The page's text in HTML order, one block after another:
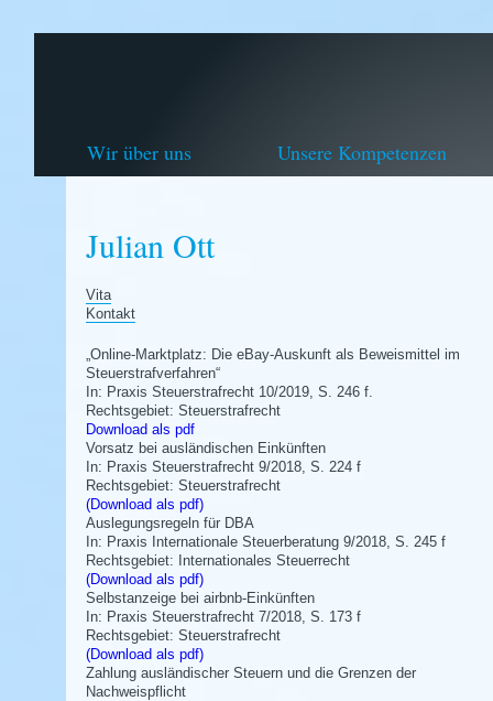
Wir über uns Unsere Kompetenzen
Julian Ott
Vita
Kontakt
„Online-Marktplatz: Die eBay-Auskunft als Beweismittel im
Steuerstrafverfahren“
In: Praxis Steuerstrafrecht 10/2019, S. 246 f.
Rechtsgebiet: Steuerstrafrecht
Download als pdf
Vorsatz bei ausländischen Einkünften
In: Praxis Steuerstrafrecht 9/2018, S. 224 f
Rechtsgebiet: Steuerstrafrecht
(Download als pdf)
Auslegungsregeln für DBA
In: Praxis Internationale Steuerberatung 9/2018, S. 245 f
Rechtsgebiet: Internationales Steuerrecht
(Download als pdf)
Selbstanzeige bei airbnb-Einkünften
In: Praxis Steuerstrafrecht 7/2018, S. 173 f
Rechtsgebiet: Steuerstrafrecht
(Download als pdf)
Zahlung ausländischer Steuern und die Grenzen der
Nachweispflicht